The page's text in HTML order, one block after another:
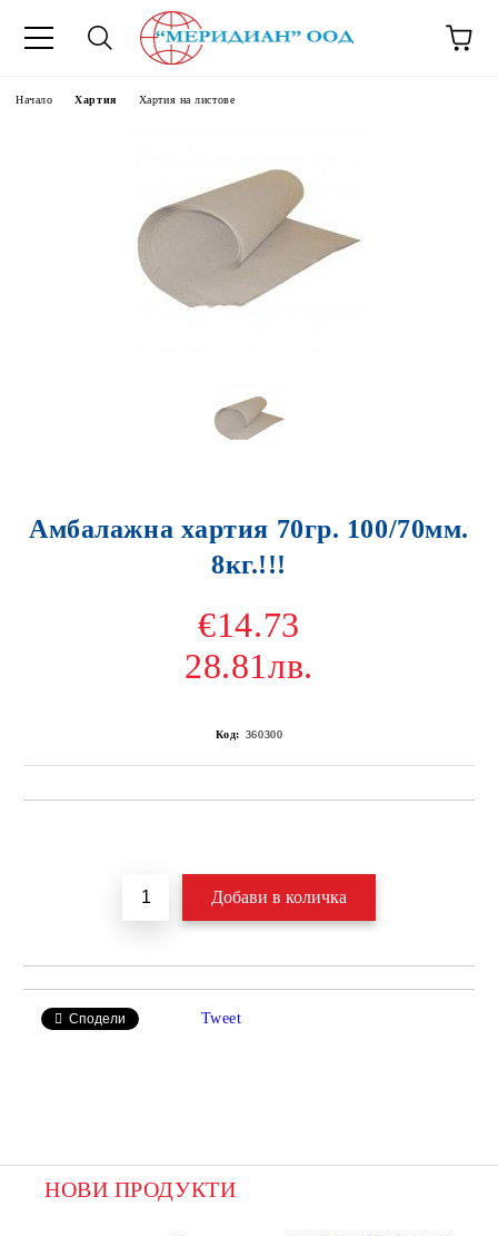
Начало Хартия Хартия на листове
Амбалажна хартия 70гр. 100/70мм.
8кг.!!!
€14.73
28.81лв.
Код: 360300
Сподели Tweet
НОВИ ПРОДУКТИ